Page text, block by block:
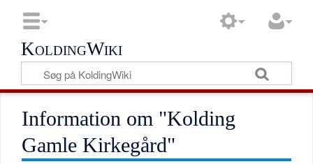
KoldingWiki
Information om "Kolding
Gamle Kirkegård"